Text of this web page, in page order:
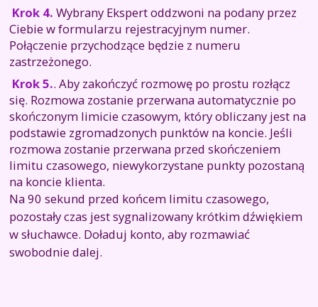
Krok 4. Wybrany Ekspert oddzwoni na podany przez
Ciebie w formularzu rejestracyjnym numer.
Połączenie przychodzące będzie z numeru
zastrzeżonego.
Krok 5.. Aby zakończyć rozmowę po prostu rozłącz
się. Rozmowa zostanie przerwana automatycznie po
skończonym limicie czasowym, który obliczany jest na
podstawie zgromadzonych punktów na koncie. Jeśli
rozmowa zostanie przerwana przed skończeniem
limitu czasowego, niewykorzystane punkty pozostaną
na koncie klienta.
Na 90 sekund przed końcem limitu czasowego,
pozostały czas jest sygnalizowany krótkim dźwiękiem
w słuchawce. Doładuj konto, aby rozmawiać
swobodnie dalej.